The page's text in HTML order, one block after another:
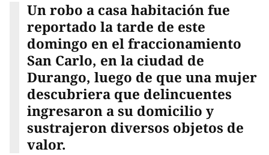
Un robo a casa habitación fue
reportado la tarde de este
domingo en el fraccionamiento
San Carlo, en la ciudad de
Durango, luego de que una mujer
descubriera que delincuentes
ingresaron a su domicilio y
sustrajeron diversos objetos de
valor.